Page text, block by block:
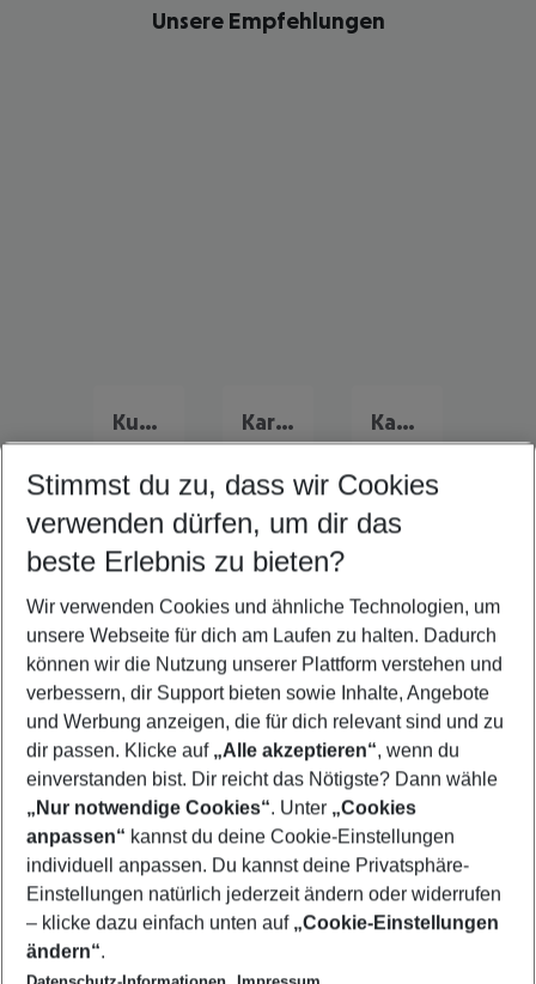
Unsere Empfehlungen
Kuba Urlaub Karibik Urlaub Kanada Urlaub
Quicklinks
Pauschalreisen Miami
Frübucher Angebote Miami für 2026
Flug & Hotel Miami
Familienurlaub Miami
Footer
Footer navigation
Über uns
AGB
Bestpreisgarantie
Stimmst du zu, dass wir Cookies
verwenden dürfen, um dir das
beste Erlebnis zu bieten?
Wir verwenden Cookies und ähnliche Technologien, um
unsere Webseite für dich am Laufen zu halten. Dadurch
können wir die Nutzung unserer Plattform verstehen und
verbessern, dir Support bieten sowie Inhalte, Angebote
und Werbung anzeigen, die für dich relevant sind und zu
dir passen. Klicke auf „Alle akzeptieren“, wenn du
einverstanden bist. Dir reicht das Nötigste? Dann wähle
„Nur notwendige Cookies“. Unter „Cookies
anpassen“ kannst du deine Cookie-Einstellungen
individuell anpassen. Du kannst deine Privatsphäre-
Einstellungen natürlich jederzeit ändern oder widerrufen
– klicke dazu einfach unten auf „Cookie-Einstellungen
ändern“.